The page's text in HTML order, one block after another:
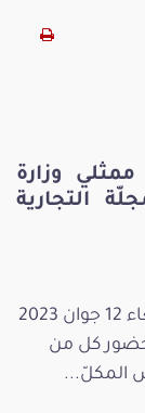
وزارة
411 من المجلّة التجارية
عقدت لجنة التشريع العام جلسة يوم الأربعاء 12 جوان 2023
كل من
المكلّ...